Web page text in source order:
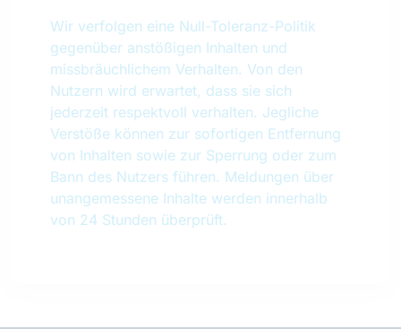
Wir verfolgen eine Null-Toleranz-Politik
gegenüber anstößigen Inhalten und
missbräuchlichem Verhalten. Von den
Nutzern wird erwartet, dass sie sich
jederzeit respektvoll verhalten. Jegliche
Verstöße können zur sofortigen Entfernung
von Inhalten sowie zur Sperrung oder zum
Bann des Nutzers führen. Meldungen über
unangemessene Inhalte werden innerhalb
von 24 Stunden überprüft.